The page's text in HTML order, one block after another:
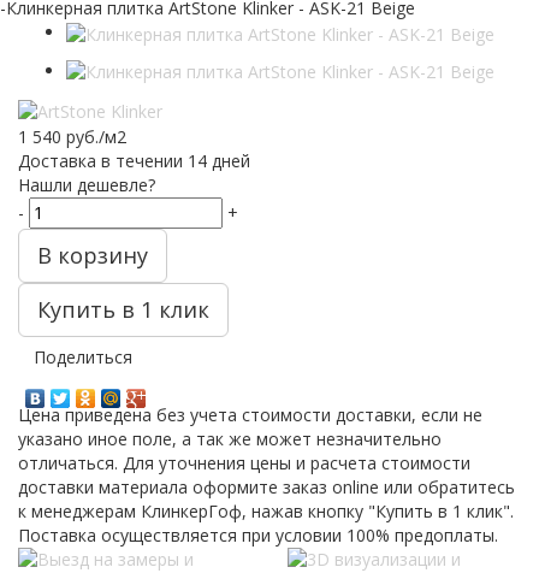
-Клинкерная плитка ArtStone Klinker - ASK-21 Beige
1 540 руб./м2
Доставка в течении 14 дней
Нашли дешевле?
-
+
В корзину
Купить в 1 клик
Поделиться
Цена приведена без учета стоимости доставки, если не
указано иное поле, а так же может незначительно
отличаться. Для уточнения цены и расчета стоимости
доставки материала оформите заказ online или обратитесь
к менеджерам КлинкерГоф, нажав кнопку "Купить в 1 клик".
Поставка осуществляется при условии 100% предоплаты.